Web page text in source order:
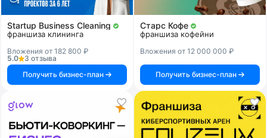
Startup Business Cleaning
франшиза клининга
Вложения от 182 800 ₽
5.0
3 отзыва
Получить бизнес-план
Старс Кофе
франшиза кофейни
Вложения от 12 000 000 ₽
Получить бизнес-план